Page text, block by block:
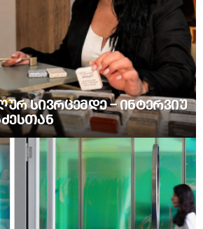
ᲡᲘᲕᲠᲪᲔᲛᲓᲔ – ᲘᲜᲢᲔᲠᲕᲘᲣ